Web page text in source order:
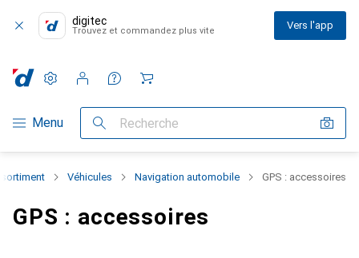
digitec
Trouvez et commandez plus vite Vers l'app
Navigation par catégorie
Menu Recherche
Paramètres
Compte client
Listes de comparaison
Listes d'envies
Panier
Véhicules Navigation automobile GPS : accessoires
GPS : accessoires